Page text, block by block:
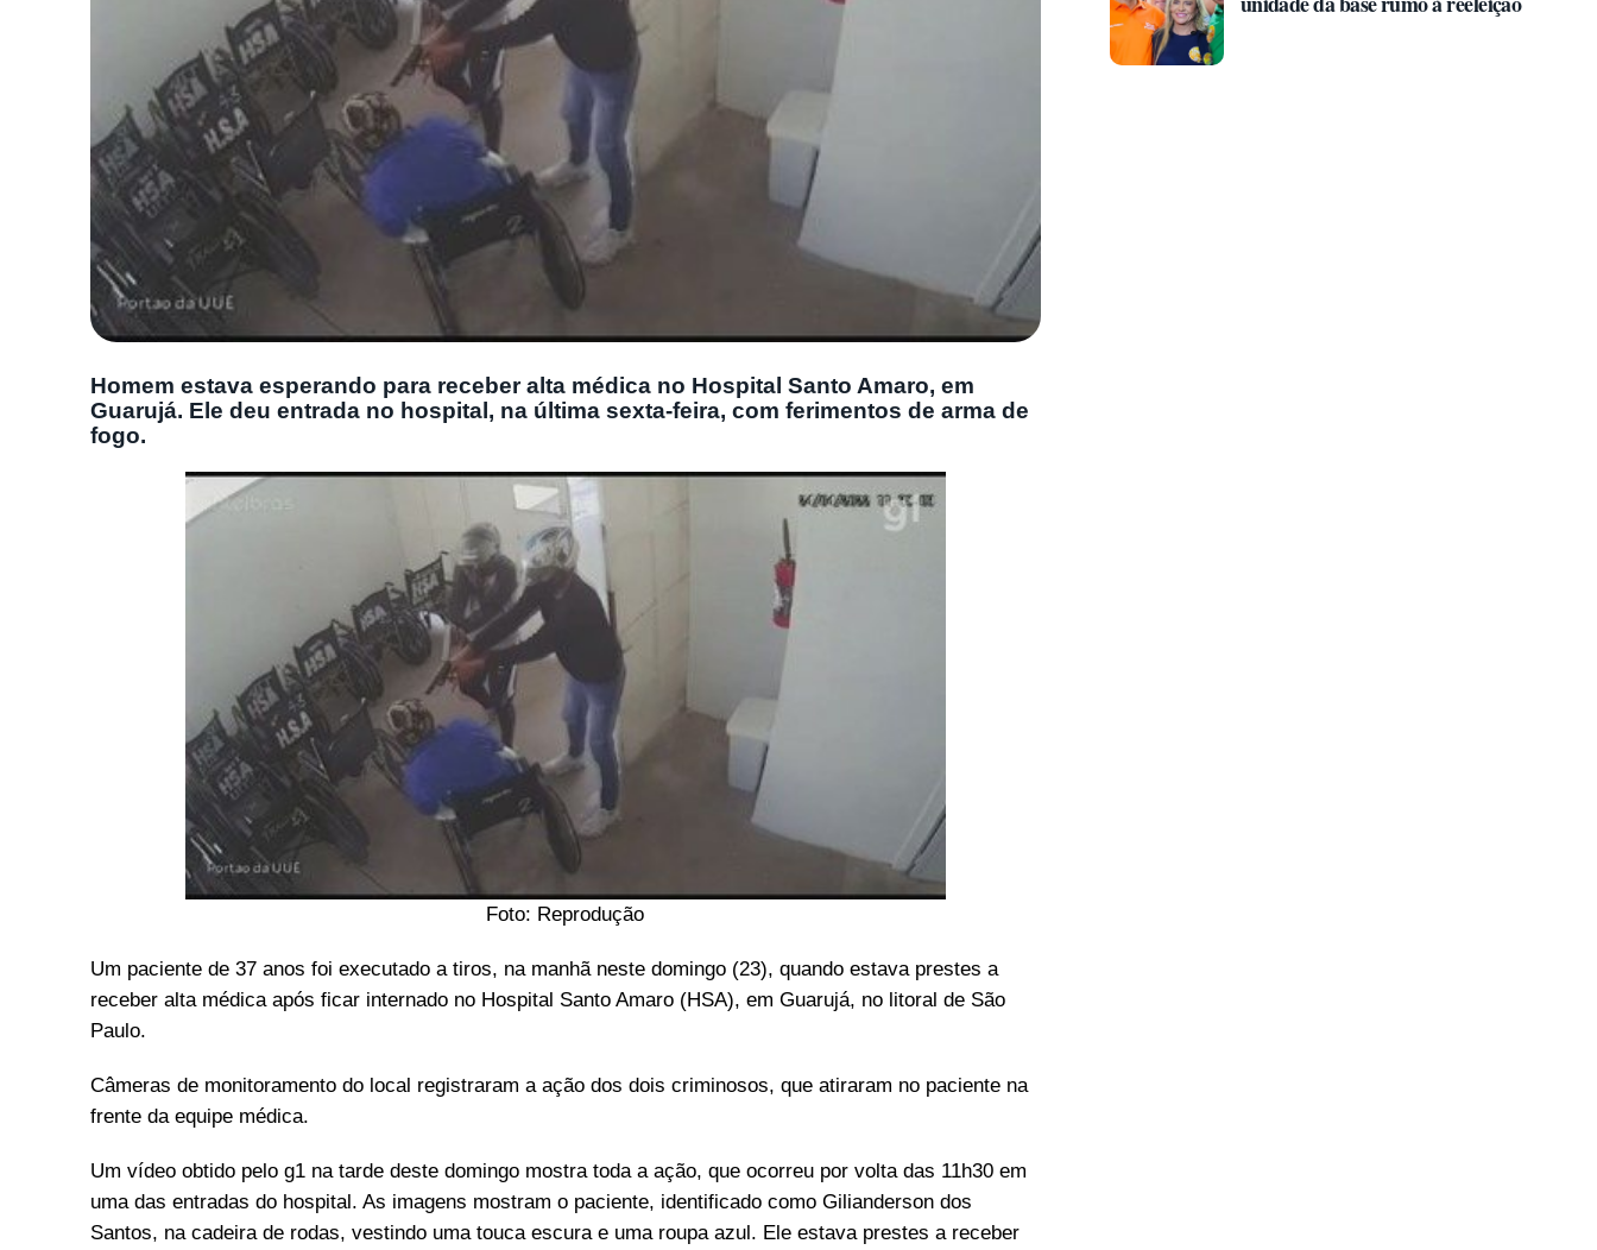
Homem estava esperando para receber alta médica no Hospital Santo Amaro, em
Guarujá. Ele deu entrada no hospital, na última sexta-feira, com ferimentos de arma de
fogo.
Foto: Reprodução
Um paciente de 37 anos foi executado a tiros, na manhã neste domingo (23), quando estava prestes a
receber alta médica após ficar internado no Hospital Santo Amaro (HSA), em Guarujá, no litoral de São
Paulo.
Câmeras de monitoramento do local registraram a ação dos dois criminosos, que atiraram no paciente na
frente da equipe médica.
Um vídeo obtido pelo g1 na tarde deste domingo mostra toda a ação, que ocorreu por volta das 11h30 em
uma das entradas do hospital. As imagens mostram o paciente, identificado como Gilianderson dos
Santos, na cadeira de rodas, vestindo uma touca escura e uma roupa azul. Ele estava prestes a receber